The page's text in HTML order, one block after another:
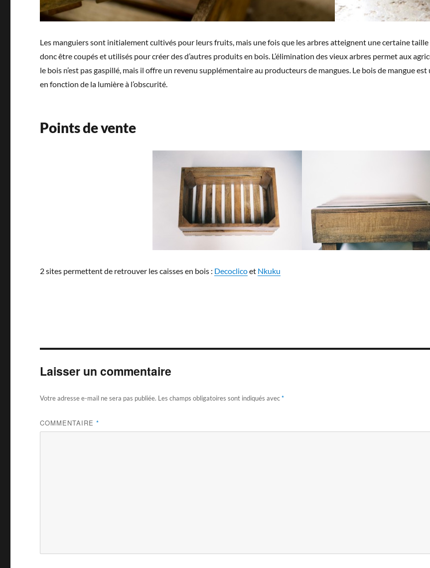
Les manguiers sont initialement cultivés pour leurs fruits, mais une fois que les arbres atteignent une certaine taille
donc être coupés et utilisés pour créer des d’autres produits en bois. L’élimination des vieux arbres permet aux
le bois n’est pas gaspillé, mais il offre un revenu supplémentaire au producteurs de mangues. Le bois de mangue
en fonction de la lumière à l’obscurité.
Points de vente
2 sites permettent de retrouver les caisses en bois : Decoclicoet Nkuku
Laisser un commentaire
Votre adresse e-mail ne sera pas publiée. Les champs obligatoires sont indiqués avec*
COMMENTAIRE*